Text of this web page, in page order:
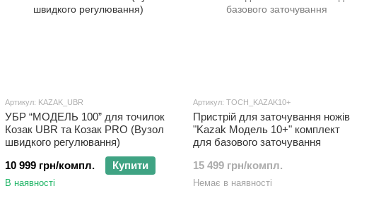
Артикул: KAZAK_UBR
УБР “МОДЕЛЬ 100” для точилок
Козак UBR та Козак PRO (Вузол
швидкого регулювання)
10 999 грн/компл.
Купити
В наявності
Артикул: TOCH_KAZAK10+
Пристрій для заточування ножів
"Kazak Модель 10+" комплект
для базового заточування
15 499 грн/компл.
Немає в наявності